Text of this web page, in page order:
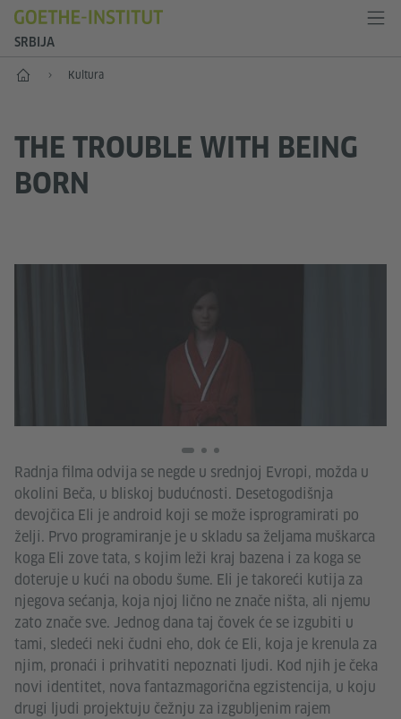
SRBIJA
Početak Kultura
THE TROUBLE WITH BEING
BORN
Radnja filma odvija se negde u srednjoj Evropi, možda u
okolini Beča, u bliskoj budućnosti. Desetogodišnja
devojčica Eli je android koji se može isprogramirati po
želji. Prvo programiranje je u skladu sa željama muškarca
koga Eli zove tata, s kojim leži kraj bazena i za koga se
doteruje u kući na obodu šume. Eli je takoreći kutija za
njegova sećanja, koja njoj lično ne znače ništa, ali njemu
zato znače sve. Jednog dana taj čovek će se izgubiti u
tami, sledeći neki čudni eho, dok će Eli, koja je krenula za
njim, pronaći i prihvatiti nepoznati ljudi. Kod njih je čeka
novi identitet, nova fantazmagorična egzistencija, u koju
drugi ljudi projektuju čežnju za izgubljenim rajem